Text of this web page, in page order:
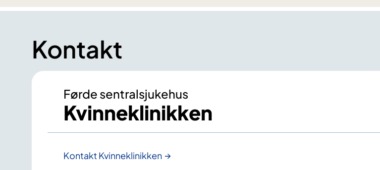
Kontakt
Førde sentralsjukehus
Kvinneklinikken
Kontakt Kvinneklinikken